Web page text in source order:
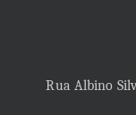
Rua Albino